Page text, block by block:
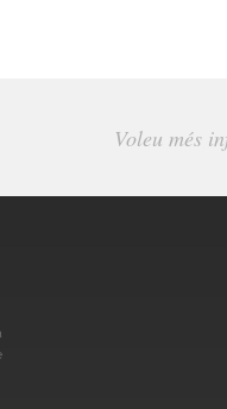
Voleu més